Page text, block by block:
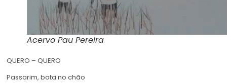
Acervo Pau Pereira
QUERO – QUERO
Passarim, bota no chão